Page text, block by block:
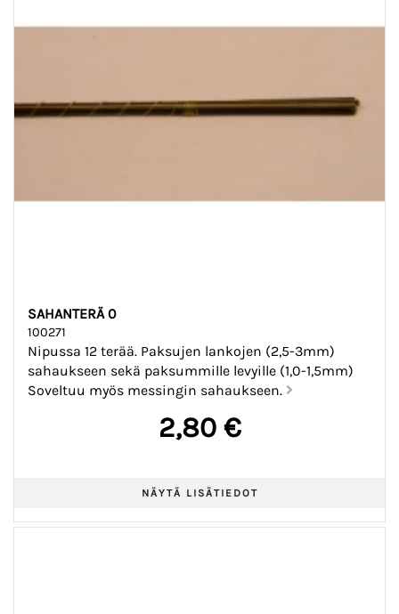
SAHANTERÄ 0
100271
Nipussa 12 terää. Paksujen lankojen (2,5-3mm)
sahaukseen sekä paksummille levyille (1,0-1,5mm)
Soveltuu myös messingin sahaukseen.
2,80 €